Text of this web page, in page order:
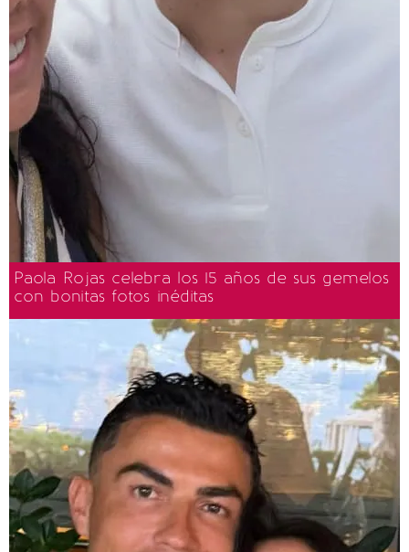
Paola Rojas celebra los 15 años de sus gemelos
con bonitas fotos inéditas